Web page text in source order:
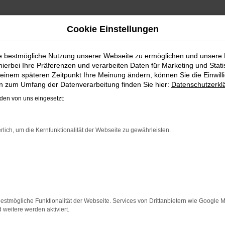
|
ID.3 EU-NEUWAGEN FÜR
Fahrten durch Halle (Saale) auf dem neuesten
allem in der aktuellen Generation in den
kaufen, profitieren Sie gleich mehrfach. So bieten
sichern Sie sich bei jedem Kauf einen Rabatt bzw.
Leasing zu haben und entsprechend zu 100 Prozent
paar Tipps, die dir helfen können:
Cookie Einstellungen
bestmögliche Nutzung unserer Webseite zu ermöglichen und unsere
Ihre Präferenzen und verarbeiten Daten für Marketing und
späteren Zeitpunkt Ihre Meinung ändern, können Sie die
zum Umfang der Datenverarbeitung finden Sie hier:
von uns eingesetzt:
um die Kernfunktionalität der Webseite zu gewährleisten.
Funktionalität der Webseite. Services von Drittanbietern wie Google
weitere werden aktiviert.